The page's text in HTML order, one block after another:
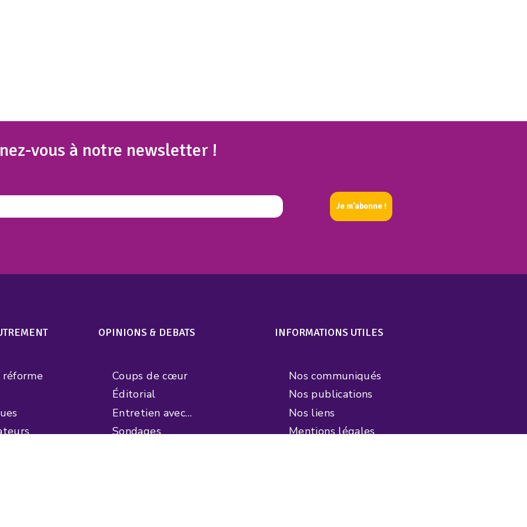
-vous à notre newsletter !
réforme
OPINIONS & DEBATS
Coups de cœur
Éditorial
Entretien avec…
Sondages
INFORMATIONS UTILES
Nos communiqués
Nos publications
Nos liens
Mentions légales